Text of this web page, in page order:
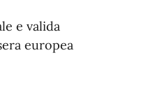
e valida
europea